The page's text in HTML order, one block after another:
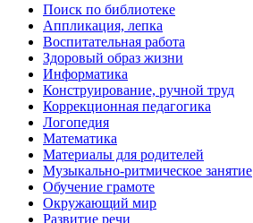
Поиск по библиотеке
Аппликация, лепка
Воспитательная работа
Здоровый образ жизни
Информатика
Конструирование, ручной труд
Коррекционная педагогика
Логопедия
Математика
Материалы для родителей
Музыкально-ритмическое занятие
Обучение грамоте
Окружающий мир
Развитие речи